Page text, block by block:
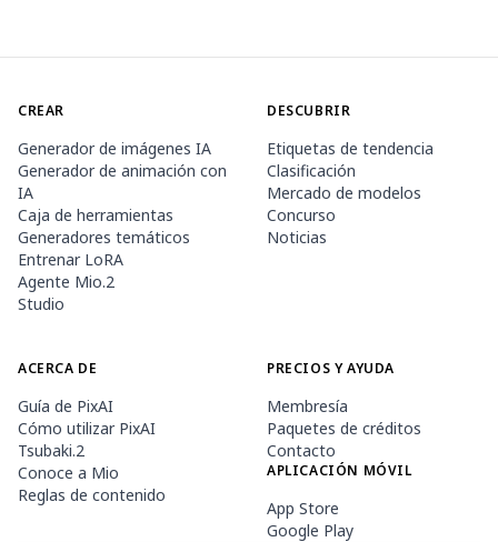
CREAR
Generador de imágenes IA
Generador de animación con
IA
Caja de herramientas
Generadores temáticos
Entrenar LoRA
Agente Mio.2
Studio
DESCUBRIR
Etiquetas de tendencia
Clasificación
Mercado de modelos
Concurso
Noticias
ACERCA DE
Guía de PixAI
Cómo utilizar PixAI
Tsubaki.2
Conoce a Mio
Reglas de contenido
PRECIOS Y AYUDA
Membresía
Paquetes de créditos
Contacto
APLICACIÓN MÓVIL
App Store
Google Play